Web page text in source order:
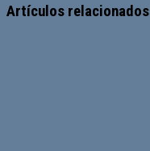
web
Artículos relacionados